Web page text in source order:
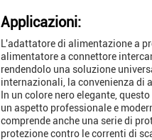
Applicazioni:
L'adattatore di alimentazione a
alimentatore a connettore
rendendolo una soluzione
internazionali, la convenienza di
In un colore nero elegante,
un aspetto professionale e
comprende anche una serie di
protezione contro le correnti di